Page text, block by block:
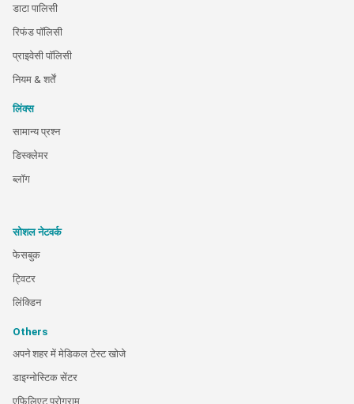
डाटा पालिसी
रिफंड पॉलिसी
प्राइवेसी पॉलिसी
नियम & शर्तें
लिंक्स
सामान्य प्रश्न
डिस्क्लेमर
ब्लॉग
सोशल नेटवर्क
फेसबुक
ट्विटर
लिंक्डिन
Others
अपने शहर में मेडिकल टेस्ट खोजे
डाइग्नोस्टिक सेंटर
एफिलिएट प्रोग्राम